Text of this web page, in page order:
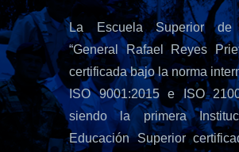
La Escuela Superior de
“General Rafael Reyes
certificada bajo la norma
ISO 9001:2015 e ISO
siendo la primera
Educación Superior